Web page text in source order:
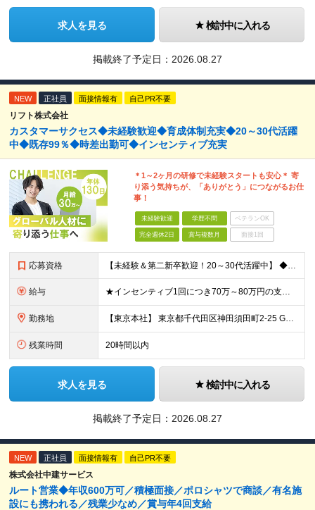
求人を見る 検討中に入れる
掲載終了予定日： 2026.08.27
NEW 正社員 面接情報有 自己PR不要
リフト株式会社
カスタマーサクセス◆未経験歓迎◆育成体制充実◆20～30代活躍
中◆既存99％◆時差出勤可◆インセンティブ充実
＊1～2ヶ月の研修で未経験スタートも安心＊ 寄
り添う気持ちが、「ありがとう」につながるお仕
事！
未経験歓迎 学歴不問 ベテランOK
完全週休2日 賞与複数月 面接1回
応募資格 【未経験＆第二新卒歓迎！20～30代活躍中】 ◆学歴不問 ◆社会人経験が1年以上ある方（職種・業種は不問） ◆普通自動車免許（AT限定可）必須 ＼こんな方をお待ちしています／ ・当社のビジョンに共感
給与 ★インセンティブ1回につき70万～80万円の支給実績も！ ■月給30万円～40万円＋賞与（インセンティブ）年2回 ※上記には、固定残業代（月30時間分／54,800円～73,000円）を含んでいます
勤務地 【東京本社】 東京都千代田区神田須田町2-25 GYB秋葉原11F ※変更の範囲：上記を除く当社関連勤務地（東京都千代田区及び大阪営業所）
残業時間 20時間以内
求人を見る 検討中に入れる
掲載終了予定日： 2026.08.27
NEW 正社員 面接情報有 自己PR不要
株式会社中建サービス
ルート営業◆年収600万可／積極面接／ポロシャツで商談／有名施
設にも携われる／残業少なめ／賞与年4回支給